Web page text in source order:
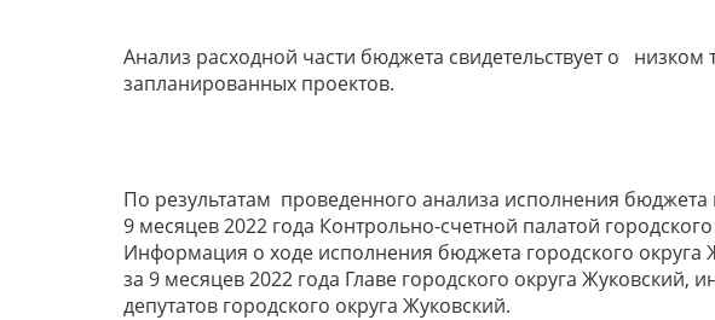
Анализ расходной части бюджета свидетельствует о низком
запланированных проектов.
По результатам проведенного анализа исполнения бюджета
9 месяцев 2022 года Контрольно-счетной палатой
Информация о ходе исполнения бюджета городского округа
за 9 месяцев 2022 года Главе городского округа
депутатов городского округа Жуковский.